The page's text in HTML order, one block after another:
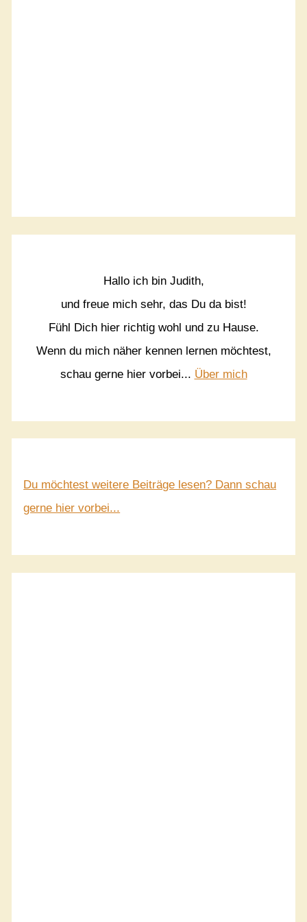
Hallo ich bin Judith,
und freue mich sehr, das Du da bist!
Fühl Dich hier richtig wohl und zu Hause.
Wenn du mich näher kennen lernen möchtest,
schau gerne hier vorbei... Über mich
Du möchtest weitere Beiträge lesen? Dann schau
gerne hier vorbei...